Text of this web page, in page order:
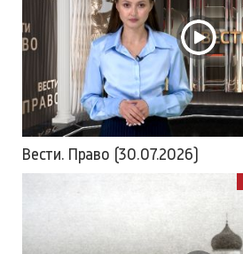
Вести. Право (30.07.2026)